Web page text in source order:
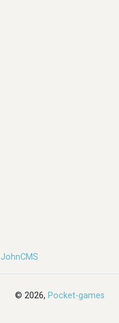
JohnCMS
© 2026, Pocket-games